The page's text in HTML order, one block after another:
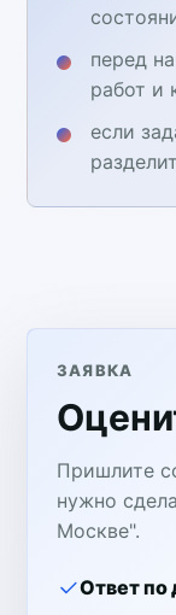
перед
работ и
если
ЗАЯВКА
Пришлите
нужно
Москве".
Ответ по